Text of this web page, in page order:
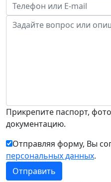
Прикрепите паспорт,
документацию.
Отправляя форму, Вы
персональных данных.